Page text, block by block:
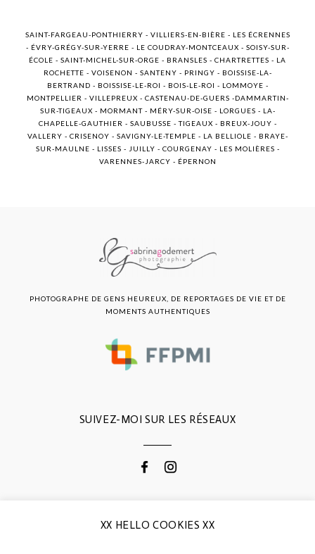
SAINT-FARGEAU-PONTHIERRY - VILLIERS-EN-BIÈRE - LES ÉCRENNES
- ÉVRY-GRÉGY-SUR-YERRE - LE COUDRAY-MONTCEAUX - SOISY-SUR-
ÉCOLE - SAINT-MICHEL-SUR-ORGE - BRANSLES - CHARTRETTES - LA
ROCHETTE - VOISENON - SANTENY - PRINGY - BOISSISE-LA-
BERTRAND - BOISSISE-LE-ROI - BOIS-LE-ROI - LOMMOYE -
MONTPELLIER - VILLEPREUX - CASTENAU-DE-GUERS -DAMMARTIN-
SUR-TIGEAUX - MORMANT - MÉRY-SUR-OISE - LORGUES - LA-
CHAPELLE-GAUTHIER - SAUBUSSE - TIGEAUX - BREUX-JOUY -
VALLERY - CRISENOY - SAVIGNY-LE-TEMPLE - LA BELLIOLE - BRAYE-
SUR-MAULNE - LISSES - JUILLY - COURGENAY - LES MOLIÈRES -
VARENNES-JARCY - ÉPERNON
SUIVEZ-MOI SUR LES RÉSEAUX
PHOTOGRAPHE DE GENS HEUREUX, DE REPORTAGES DE VIE ET DE
MOMENTS AUTHENTIQUES
CONTACTEZ-MOI
XX HELLO COOKIES XX